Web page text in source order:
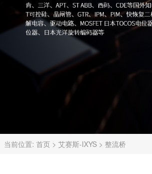
当前位置: 首页 > 艾赛斯-IXYS > 整流桥